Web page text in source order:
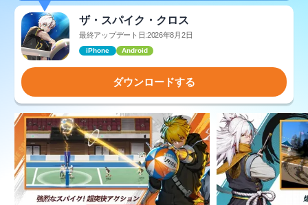
ザ・スパイク・クロス
最終アップデート日:2026年8月2日
iPhone Android
ダウンロードする